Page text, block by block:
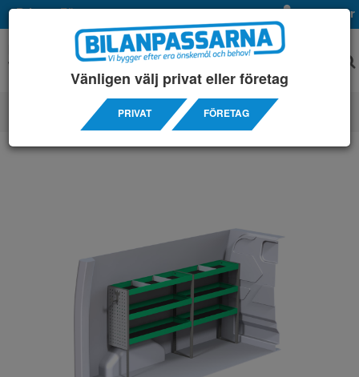
Privat Företag Mina sidor
SERVICEINREDNINGAR/ FORD / CUSTOM 2933
Vänligen välj privat eller företag
PRIVAT FÖRETAG